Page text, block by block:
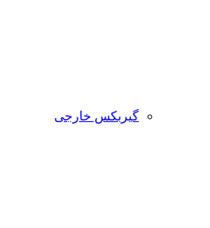
گیربکس خارجی